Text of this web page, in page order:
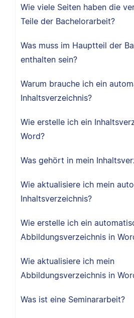
Wie viele Seiten haben die
Teile der Bachelorarbeit?
Was muss im Hauptteil der
enthalten sein?
Warum brauche ich ein
Inhaltsverzeichnis?
Wie erstelle ich ein
Word?
Was gehört in mein
Wie aktualisiere ich mein
Inhaltsverzeichnis?
Wie erstelle ich ein
Abbildungsverzeichnis in
Wie aktualisiere ich mein
Abbildungsverzeichnis in
Was ist eine Seminararbeit?